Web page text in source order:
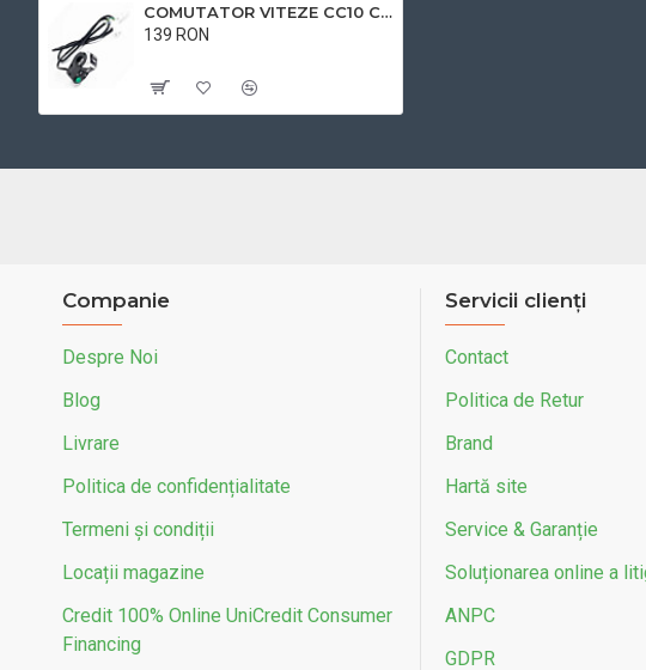
COMUTATOR VITEZE CC10 CC10
139 RON
Companie
Despre Noi
Blog
Livrare
Politica de confidențialitate
Termeni și condiții
Locații magazine
Credit 100% Online UniCredit Consumer
Financing
Servicii clienți
Contact
Politica de Retur
Brand
Hartă site
Service & Garanție
Soluționarea online a
ANPC
GDPR